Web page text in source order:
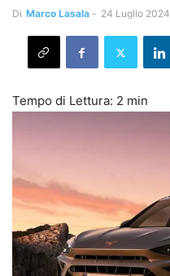
Di Marco Lasala - 24 Luglio 2024